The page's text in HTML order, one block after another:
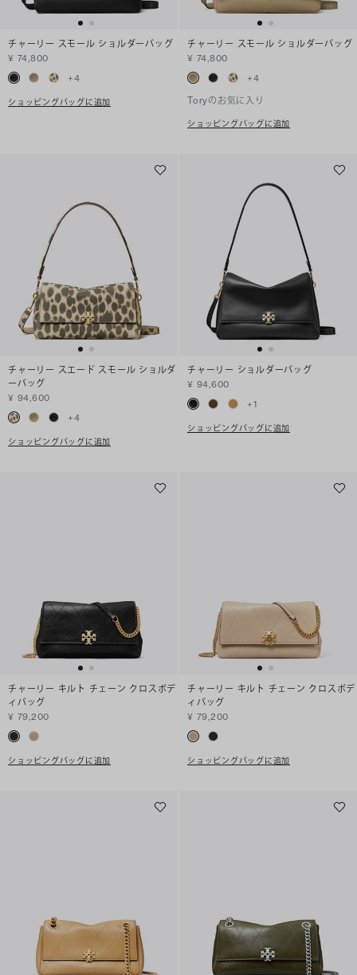
チャーリー スモール ショルダーバッグ
¥ 74,800
+4
ショッピングバッグに追加
チャーリー スモール ショルダーバッグ
¥ 74,800
+4
Toryのお気に入り
ショッピングバッグに追加
チャーリー スエード スモール ショルダ
ーバッグ
¥ 94,600
+4
ショッピングバッグに追加
チャーリー ショルダーバッグ
¥ 94,600
+1
ショッピングバッグに追加
チャーリー キルト チェーン クロスボデ
ィバッグ
¥ 79,200
ショッピングバッグに追加
チャーリー キルト チェーン クロスボデ
ィバッグ
¥ 79,200
ショッピングバッグに追加